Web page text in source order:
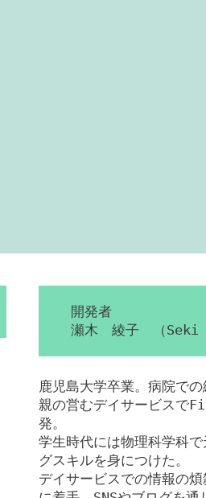
開発者
瀬木 綾子 （Seki
鹿児島大学卒業。病院で
親の営むデイサービスで
発。
学生時代には物理科学科
グスキルを身につけた。
デイサービスでの情報の